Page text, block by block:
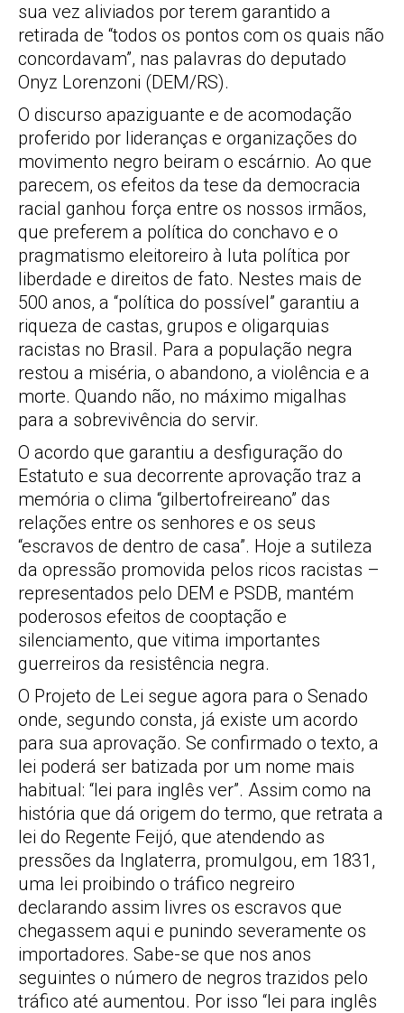
sua vez aliviados por terem garantido a
retirada de “todos os pontos com os quais não
concordavam”, nas palavras do deputado
Onyz Lorenzoni (DEM/RS).
O discurso apaziguante e de acomodação
proferido por lideranças e organizações do
movimento negro beiram o escárnio. Ao que
parecem, os efeitos da tese da democracia
racial ganhou força entre os nossos irmãos,
que preferem a política do conchavo e o
pragmatismo eleitoreiro à luta política por
liberdade e direitos de fato. Nestes mais de
500 anos, a “política do possível” garantiu a
riqueza de castas, grupos e oligarquias
racistas no Brasil. Para a população negra
restou a miséria, o abandono, a violência e a
morte. Quando não, no máximo migalhas
para a sobrevivência do servir.
O acordo que garantiu a desfiguração do
Estatuto e sua decorrente aprovação traz a
memória o clima “gilbertofreireano” das
relações entre os senhores e os seus
“escravos de dentro de casa”. Hoje a sutileza
da opressão promovida pelos ricos racistas –
representados pelo DEM e PSDB, mantém
poderosos efeitos de cooptação e
silenciamento, que vitima importantes
guerreiros da resistência negra.
O Projeto de Lei segue agora para o Senado
onde, segundo consta, já existe um acordo
para sua aprovação. Se confirmado o texto, a
lei poderá ser batizada por um nome mais
habitual: “lei para inglês ver”. Assim como na
história que dá origem do termo, que retrata a
lei do Regente Feijó, que atendendo as
pressões da Inglaterra, promulgou, em 1831,
uma lei proibindo o tráfico negreiro
declarando assim livres os escravos que
chegassem aqui e punindo severamente os
importadores. Sabe-se que nos anos
seguintes o número de negros trazidos pelo
tráfico até aumentou. Por isso “lei para inglês